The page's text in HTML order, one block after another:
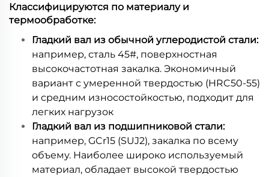
Классифицируются по материалу и
термообработке:
Гладкий вал из обычной углеродистой стали:
например, сталь 45#, поверхностная
высокочастотная закалка. Экономичный
вариант с умеренной твердостью (HRC50-55)
и средним износостойкостью, подходит для
легких нагрузок
Гладкий вал из подшипниковой стали:
например, GCr15 (SUJ2), закалка по всему
объему. Наиболее широко используемый
материал, обладает высокой твердостью